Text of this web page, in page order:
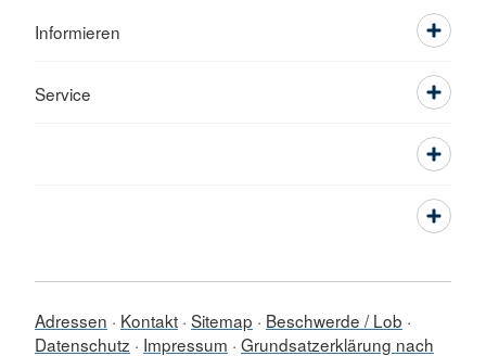
Informieren
Service
Adressen Kontakt Sitemap
Beschwerde / Lob
Datenschutz
Impressum Grundsatzerklärung nach